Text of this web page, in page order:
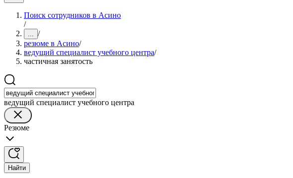
Поиск сотрудников в Асино
/
... /
резюме в Асино/
ведущий специалист учебного центра/
частичная занятость
ведущий специалист учебного центра
Резюме
Найти